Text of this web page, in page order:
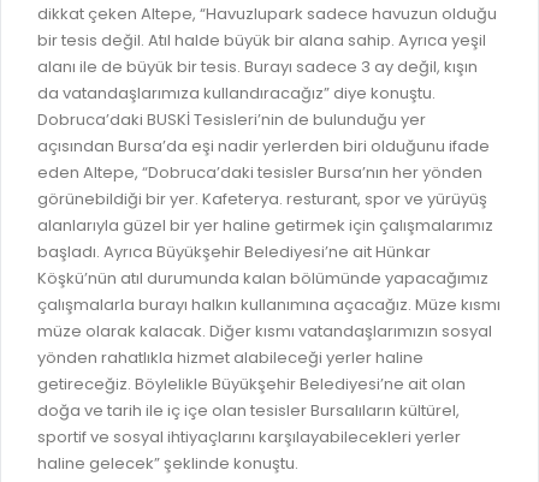
KESİN HESAPLAR
GELİR TARİFESİ
İMAR PLANI DEĞİŞİKLİKLERİ
UKOME TOPLANTILARI
FOTOĞRAF GALERİSİ
BURSA GÜNLÜĞÜ DERGİSİ
AYKOME KARARLARI
BURSA YAYINLARI
YÖNETİM SİSTEMLERİ
VİZYON & MİSYON
POLİTİKALARIMIZ
İHALE İLANLARI
DOĞRUDAN TEMİN İLANLARI
EVRAK TAKİBİ
MEZARLIK BİLGİ SİSTEMİ
GENEL EVRAK KAYIT
LOKMA DAĞITIM İZNİ BAŞVURUSU
BAĞLANTILAR
WEB - MOBIL UYGULAMALARIMIZ
KURUM İÇİ UYGULAMALAR
E-DEVLET KAPISI
NÖBETÇİ ECZANELER
dikkat çeken Altepe, “Havuzlupark sadece havuzun olduğu
bir tesis değil. Atıl halde büyük bir alana sahip. Ayrıca yeşil
alanı ile de büyük bir tesis. Burayı sadece 3 ay değil, kışın
da vatandaşlarımıza kullandıracağız” diye konuştu.
Dobruca’daki BUSKİ Tesisleri’nin de bulunduğu yer
açısından Bursa’da eşi nadir yerlerden biri olduğunu ifade
eden Altepe, “Dobruca’daki tesisler Bursa’nın her yönden
görünebildiği bir yer. Kafeterya. resturant, spor ve yürüyüş
alanlarıyla güzel bir yer haline getirmek için çalışmalarımız
başladı. Ayrıca Büyükşehir Belediyesi’ne ait Hünkar
Köşkü’nün atıl durumunda kalan bölümünde yapacağımız
çalışmalarla burayı halkın kullanımına açacağız. Müze kısmı
müze olarak kalacak. Diğer kısmı vatandaşlarımızın sosyal
yönden rahatlıkla hizmet alabileceği yerler haline
getireceğiz. Böylelikle Büyükşehir Belediyesi’ne ait olan
doğa ve tarih ile iç içe olan tesisler Bursalıların kültürel,
sportif ve sosyal ihtiyaçlarını karşılayabilecekleri yerler
haline gelecek” şeklinde konuştu.